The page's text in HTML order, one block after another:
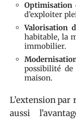
Optimisation
d’exploiter
Valorisation
habitable, la
immobilier.
possibilité
maison.
L’extension
aussi